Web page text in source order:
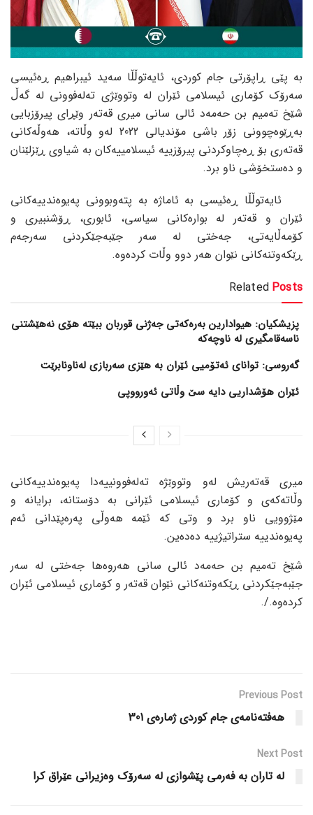
بە پێی ڕاپۆرتی جام کوردی، ئایەتوڵڵا سەید ئیبراهیم ڕەئیسی
سەرۆک کۆماری ئیسلامی ئێران لە وتووێژی تەلەفوونی لە گەڵ
شێخ تەمیم بن حەمەد ئالی سانی میری قەتەر وێڕای پیرۆزبایی
بەڕێوەچوونی زۆر باشی مۆندیالی 2022 لەو وڵاتە، هەوڵەکانی
قەتەری بۆ ڕەچاوکردنی پیرۆزییە ئیسلامییەکان بە شیاوی ڕێزلێنان
و دەستخۆشی ناو برد.
ئایەتوڵڵا ڕەئیسی بە ئاماژە بە پتەوبوونی پەیوەندییەکانی
ئێران و قەتەر لە بوارەکانی سیاسی، ئابوری، ڕۆشنبیری و
کۆمەڵایەتی، جەختی لە سەر جێبەجێکردنی سەرجەم
ڕێکەوتنەکانی نێوان هەر دوو وڵات کردەوە.
Related Posts
پزیشکیان: هیوادارین بەرەکەتی جەژنی قوربان ببێتە هۆی نەهێشتنی
ناسەقامگیری لە ناوچەکە
گەروسی: توانای ئەتۆمیی ئێران بە هێزی سەربازی لەناونابرێت
ئێران هۆشداریی دایە سێ وڵاتی ئەورووپی
میری قەتەریش لەو وتووێژە تەلەفوونییەدا پەیوەندییەکانی
وڵاتەکەی و کۆماری ئیسلامی ئێرانی بە دۆستانە، برایانە و
مێژوویی ناو برد و وتی کە ئێمە هەوڵی پەرەپێدانی ئەم
پەیوەندییە ستراتیژییە دەدەین.
شێخ تەمیم بن حەمەد ئالی سانی هەروەها جەختی لە سەر
جێبەجێکردنی ڕێکەوتنەکانی نێوان قەتەر و کۆماری ئیسلامی ئێران
کردەوە./.
Previous Post
هەفتەنامەی جام کوردی ژمارەی 301
Next Post
لە تاران بە فەرمی پێشوازی لە سەرۆک وەزیرانی عێراق کرا